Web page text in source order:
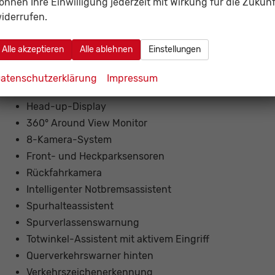
SICHERHEIT
Design
Head-up-Display
360° Around View Monitor
8-Kamera-System
Front- und Heckparksensoren
Rückfahrkamera
Intelligenter Notbremsassistent
Spurhalteassistent
Spurverlassenswarnung
Totwinkel-Assistent mit aktivem Eingriff
Querverkehrswarner hinten
Verkehrszeichenerkennung
Alle akzeptieren Alle ablehnen Einstellungen
Impressum